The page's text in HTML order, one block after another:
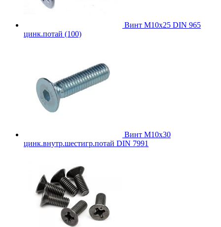
Винт М10х25 DIN 965
цинк.потай (100)
Винт М10х30
цинк.внутр.шестигр.потай DIN 7991